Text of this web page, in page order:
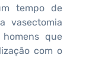
tempo de
vasectomia
que
com o